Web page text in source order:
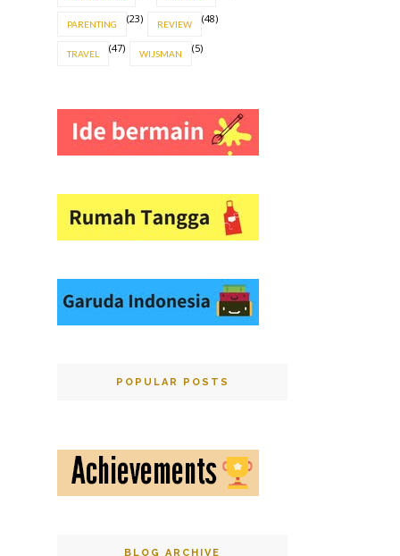
PARENTING (23) REVIEW (48)
TRAVEL (47) WIJSMAN (5)
POPULAR POSTS
BLOG ARCHIVE